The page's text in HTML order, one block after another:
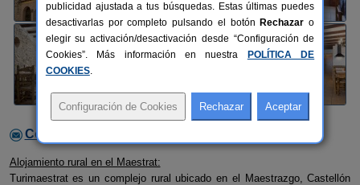
Contactar con el alojamiento
Alojamiento rural en el Maestrat:
Turimaestrat es un complejo rural ubicado en el Maestrazgo, Castellón
publicidad ajustada a tus búsquedas. Estas últimas puedes
desactivarlas por completo pulsando el botón Rechazar o
elegir su activación/desactivación desde “Configuración de
Cookies”. Más información en nuestra
POLÍTICA DE
COOKIES.